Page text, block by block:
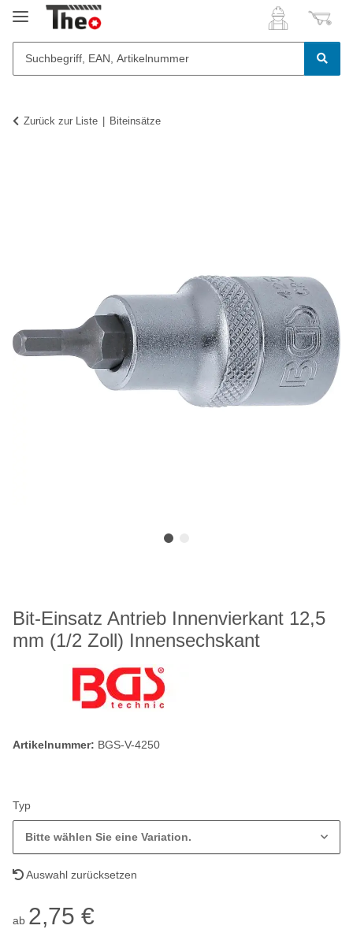
Zurück zur Liste Biteinsätze
Bit-Einsatz Antrieb Innenvierkant 12,5
mm (1/2 Zoll) Innensechskant
Artikelnummer: BGS-V-4250
Typ
Bitte wählen Sie eine Variation.
Auswahl zurücksetzen
ab 2,75 €